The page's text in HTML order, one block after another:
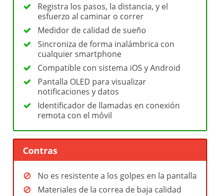
Registra los pasos, la distancia, y el
esfuerzo al caminar o correr
Medidor de calidad de sueño
Sincroniza de forma inalámbrica con
cualquier smartphone
Compatible con sistema iOS y Android
Pantalla OLED para visualizar
notificaciones y datos
Identificador de llamadas en conexión
remota con el móvil
Contras
No es resistente a los golpes en la pantalla
Materiales de la correa de baja calidad